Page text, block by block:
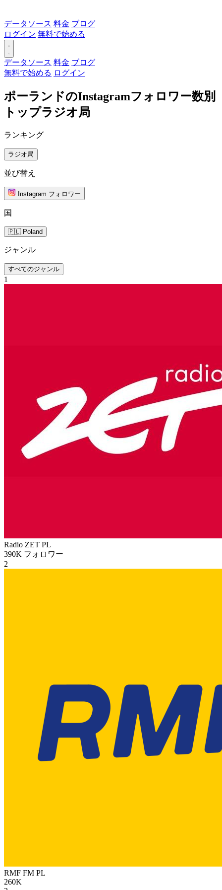
データソース 料金 ブログ
ログイン 無料で始める
データソース 料金 ブログ
無料で始める ログイン
ポーランドのInstagramフォロワー数別
トップラジオ局
ランキング
ラジオ局
並び替え
Instagram フォロワー
国
🇵🇱 Poland
ジャンル
すべてのジャンル
1
Radio ZET PL
390K フォロワー
2
RMF FM PL
260K